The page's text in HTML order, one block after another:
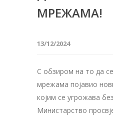
МРЕЖАМА!
13/12/2024
С обзиром на то да
мрежама појавио
којим се угрожава
Министарство